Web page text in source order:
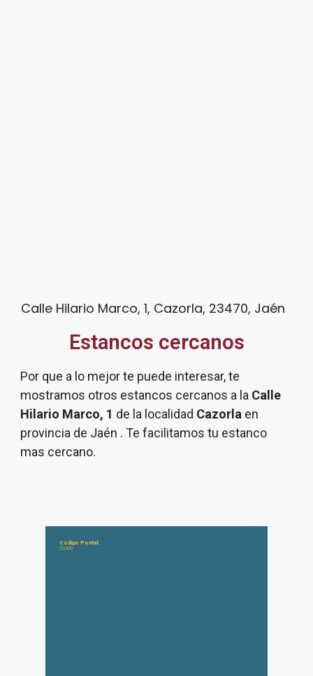
Calle Hilario Marco, 1, Cazorla, 23470, Jaén
Estancos cercanos
Por que a lo mejor te puede interesar, te
mostramos otros estancos cercanos a la Calle
Hilario Marco, 1 de la localidad Cazorla en
provincia de Jaén . Te facilitamos tu estanco
mas cercano.
Código Postal:
23470